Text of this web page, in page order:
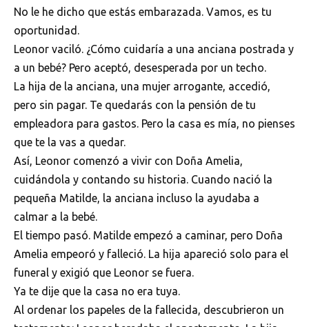
No le he dicho que estás embarazada. Vamos, es tu
oportunidad.
Leonor vaciló. ¿Cómo cuidaría a una anciana postrada y
a un bebé? Pero aceptó, desesperada por un techo.
La hija de la anciana, una mujer arrogante, accedió,
pero sin pagar. Te quedarás con la pensión de tu
empleadora para gastos. Pero la casa es mía, no pienses
que te la vas a quedar.
Así, Leonor comenzó a vivir con Doña Amelia,
cuidándola y contando su historia. Cuando nació la
pequeña Matilde, la anciana incluso la ayudaba a
calmar a la bebé.
El tiempo pasó. Matilde empezó a caminar, pero Doña
Amelia empeoró y falleció. La hija apareció solo para el
funeral y exigió que Leonor se fuera.
Ya te dije que la casa no era tuya.
Al ordenar los papeles de la fallecida, descubrieron un